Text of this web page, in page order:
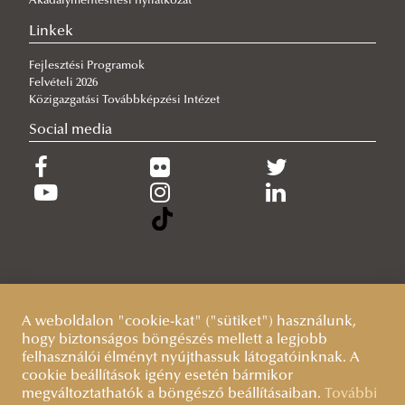
2026/07/26
Imago Dei az algoritmusok korában
Linkek
Fejlesztési Programok
Felvételi 2026
Közigazgatási Továbbképzési Intézet
Social media
A weboldalon "cookie-kat" ("sütiket") használunk,
hogy biztonságos böngészés mellett a legjobb
felhasználói élményt nyújthassuk látogatóinknak. A
cookie beállítások igény esetén bármikor
megváltoztathatók a böngésző beállításaiban.
További